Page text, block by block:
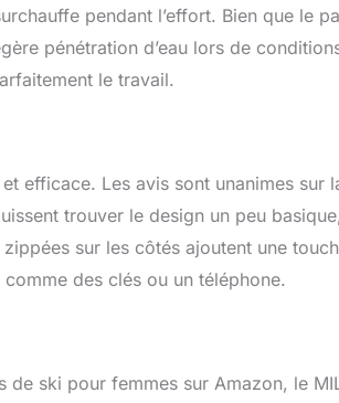
pendant l’effort. Bien que le
pénétration d’eau lors de
le travail.
efficace. Les avis sont unanimes sur
trouver le design un peu
sur les côtés ajoutent une
des clés ou un téléphone.
ski pour femmes sur Amazon, le